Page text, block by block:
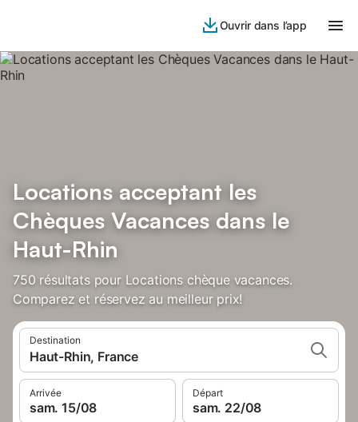
Ouvrir dans l’app
Locations acceptant les
Chèques Vacances dans le
Haut-Rhin
750 résultats pour Locations chèque vacances.
Comparez et réservez au meilleur prix!
Destination
Haut-Rhin, France
Arrivée
sam. 15/08
Départ
sam. 22/08